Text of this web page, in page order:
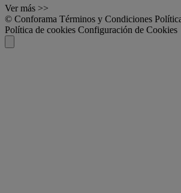
Ver más >>
© Conforama Términos y Condiciones
Política de cookies Configuración de Cookies